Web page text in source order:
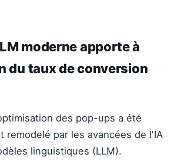
moderne apporte à
du taux de conversion
des pop-ups a été
remodelé par les avancées de l'IA
linguistiques (LLM).